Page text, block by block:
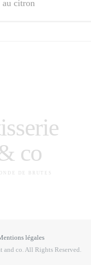
au citron
co
DE BRUTES
légales
co. All Rights Reserved.